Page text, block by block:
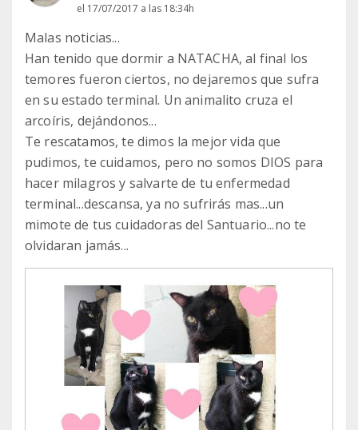
el 17/07/2017 a las 18:34h
Malas noticias...
Han tenido que dormir a NATACHA, al final los
temores fueron ciertos, no dejaremos que sufra
en su estado terminal. Un animalito cruza el
arcoíris, dejándonos...
Te rescatamos, te dimos la mejor vida que
pudimos, te cuidamos, pero no somos DIOS para
hacer milagros y salvarte de tu enfermedad
terminal...descansa, ya no sufrirás mas...un
mimote de tus cuidadoras del Santuario...no te
olvidaran jamás...